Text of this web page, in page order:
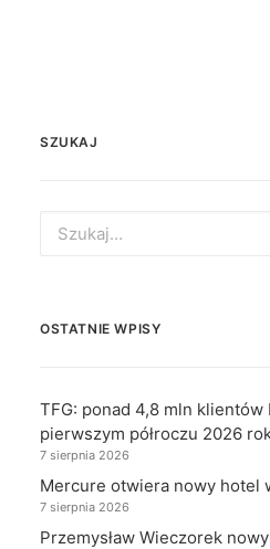
SZUKAJ
for:
OSTATNIE WPISY
TFG: ponad 4,8 mln
pierwszym półroczu 2026
7 sierpnia 2026
Mercure otwiera nowy hotel
7 sierpnia 2026
Przemysław Wieczorek